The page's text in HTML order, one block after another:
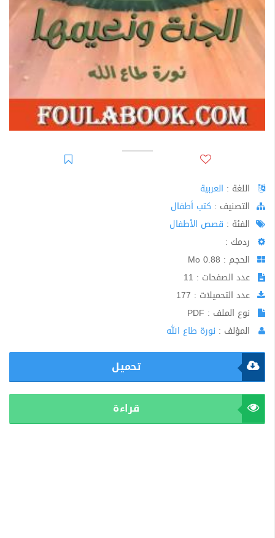
اللغة : العربية
اﻟﺘﺼﻨﻴﻒ : كتب أطفال
الفئة : قصص الأطفال
ردمك :
الحجم : 0.88 Mo
عدد الصفحات : 11
عدد التحميلات : 177
نوع الملف : PDF
المؤلف : نورة طاع الله
تحميل
قراءة